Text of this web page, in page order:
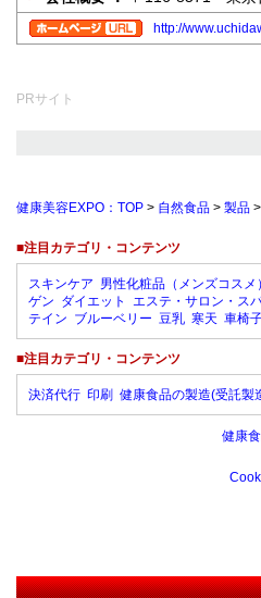
http://
PRサイト
健康美容EXPO：TOP > 自然食品 > 製品 >
■注目カテゴリ・コンテンツ
スキンケア 男性化粧品（メンズコスメ）
ゲン ダイエット エステ・サロン・ス
テイン ブルーベリー 豆乳 寒天 車椅
■注目カテゴリ・コンテンツ
決済代行 印刷 健康食品の製造(受託製
健康